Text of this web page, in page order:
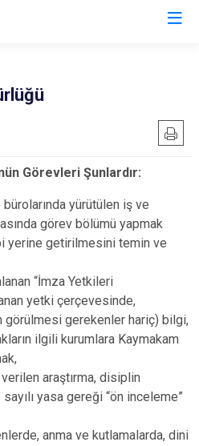
Görevleri Şunlardır:
yürütülen iş ve
görev bölümü yapmak
yerine getirilmesini temin ve
“İmza Yetkileri
yetki çerçevesinde,
görülmesi gerekenler hariç) bilgi,
ilgili kurumlara Kaymakam
araştırma, disiplin
yasa gereği “ön inceleme”
anma ve kutlamalarda, dini